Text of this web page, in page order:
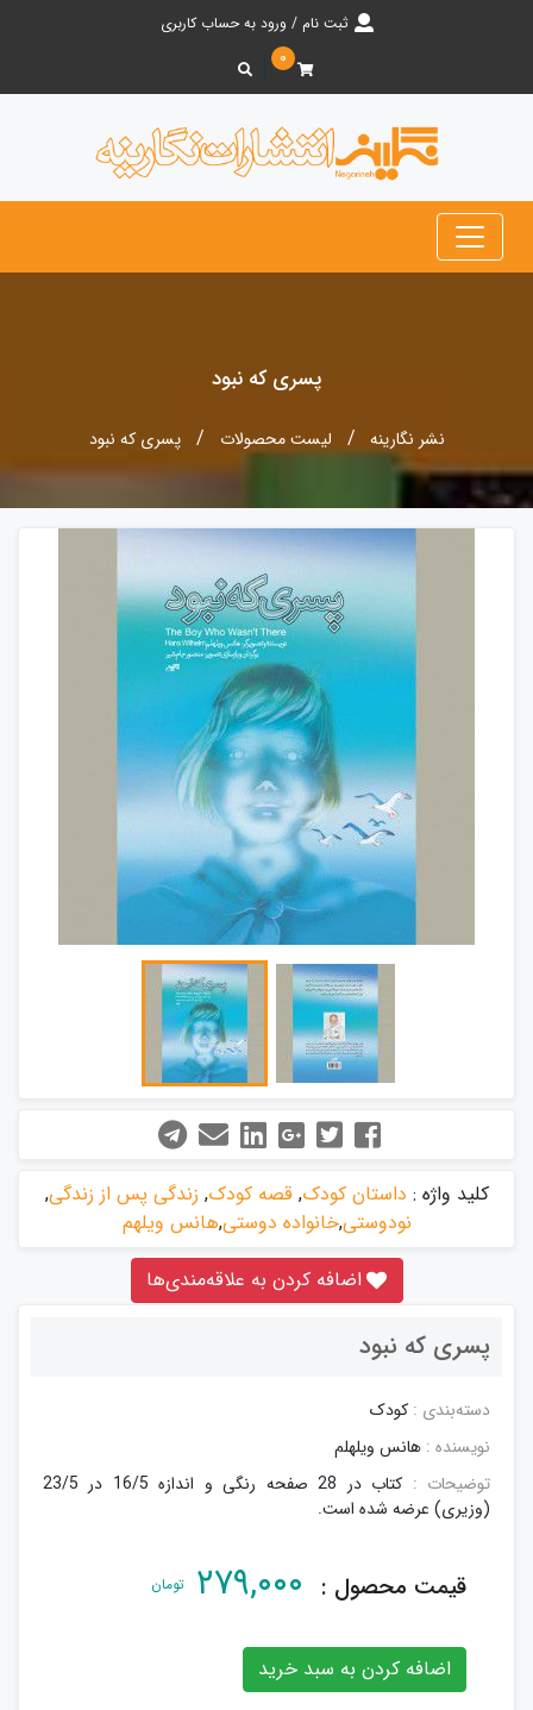
ثبت نام / ورود به حساب کاربری
۰
پسری که نبود
نشر نگارینه لیست محصولات پسری که نبود
کلید واژه : داستان کودک, قصه کودک, زندگی پس از زندگی,
نو‌دوستی,خانواده دوستی,هانس ویلهم
اضافه کردن به علاقه‌مندی‌ها
پسری که نبود
دسته‌بندی : کودک
نویسنده : هانس ویلهلم
توضیحات :
کتاب در 28 صفحه رنگی و اندازه 16/5 در 23/5
(وزیری) عرضه شده است.
قیمت محصول : ۲۷۹,۰۰۰ تومان
اضافه کردن به سبد خرید